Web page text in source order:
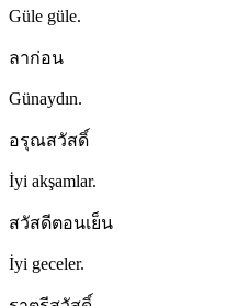
Güle güle.
ลาก่อน
Günaydın.
อรุณสวัสดิ์
İyi akşamlar.
สวัสดีตอนเย็น
İyi geceler.